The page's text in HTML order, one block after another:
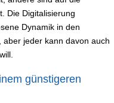
Die Digitalisierung
Dynamik in den
jeder kann davon auch
günstigeren